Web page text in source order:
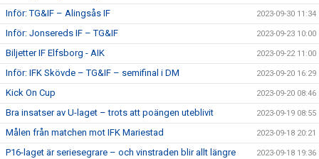
Inför: TG&IF – Alingsås IF 2023-09-30 11:34
Inför: Jonsereds IF – TG&IF 2023-09-23 10:00
Biljetter IF Elfsborg - AIK 2023-09-22 11:00
Inför: IFK Skövde – TG&IF – semifinal i DM 2023-09-20 16:29
Kick On Cup 2023-09-20 08:46
Bra insatser av U-laget – trots att poängen uteblivit 2023-09-19 08:55
Målen från matchen mot IFK Mariestad 2023-09-18 20:21
P16-laget är seriesegrare – och vinstraden blir allt längre 2023-09-18 19:36